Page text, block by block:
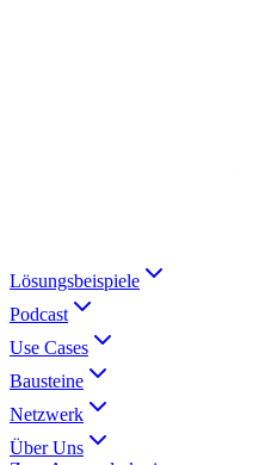
Lösungsbeispiele
Podcast
Use Cases
Bausteine
Netzwerk
Über Uns